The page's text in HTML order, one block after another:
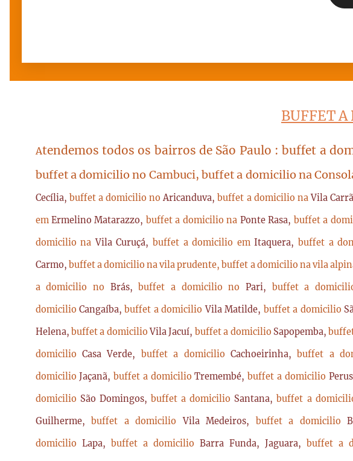
BUFFET A
Atendemos todos os bairros de São Paulo : buffet a
buffet a domicilio no Cambuci, buffet a domicilio na
Cecília, buffet a domicilio noAricanduva, buffet a domicilio naVila
em Ermelino Matarazzo, buffet a domicilio na Ponte Rasa, buffet a
domicilio na Vila Curuçá, buffet a domicilio emItaquera, buffet a
Carmo, buffet a domicilio na vila prudente, buffet a domicilio na vila
a domicilio no Brás, buffet a domicilio noPari, buffet a
domicilio Cangaíba, buffet a domicilio Vila Matilde, buffet a domicilio
Helena, buffet a domicilioVila Jacuí, buffet a domicilio Sapopemba,
domicilio Casa Verde, buffet a domicilio Cachoeirinha, buffet a
domicilio Jaçanã, buffet a domicilioTremembé, buffet a domicilio
domicilio São Domingos, buffet a domicilio Santana, buffet a
Guilherme, buffet a domicilio Vila Medeiros, buffet a domicilio
domicilio Lapa, buffet a domicilio Barra Funda, Jaguara, buffet a